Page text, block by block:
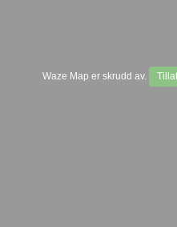
Waze Map er skrudd av. Tillat